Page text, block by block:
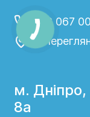
+38 067
м.
8а